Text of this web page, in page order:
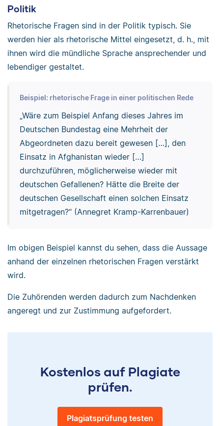
Politik
Rhetorische Fragen sind in der Politik typisch. Sie
werden hier als rhetorische Mittel eingesetzt, d. h., mit
ihnen wird die mündliche Sprache ansprechender und
lebendiger gestaltet.
Beispiel: rhetorische Frage in einer politischen Rede
„Wäre zum Beispiel Anfang dieses Jahres im
Deutschen Bundestag eine Mehrheit der
Abgeordneten dazu bereit gewesen […], den
Einsatz in Afghanistan wieder […]
durchzuführen, möglicherweise wieder mit
deutschen Gefallenen? Hätte die Breite der
deutschen Gesellschaft einen solchen Einsatz
mitgetragen?“ (Annegret Kramp-Karrenbauer)
Im obigen Beispiel kannst du sehen, dass die Aussage
anhand der einzelnen rhetorischen Fragen verstärkt
wird.
Die Zuhörenden werden dadurch zum Nachdenken
angeregt und zur Zustimmung aufgefordert.
Kostenlos auf Plagiate
prüfen.
Plagiatsprüfung testen